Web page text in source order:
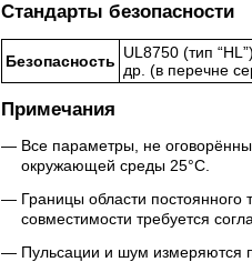
Стандарты безопасности
Безопасность UL8750 (тип
др. (в перечне
Примечания
Все параметры, не
окружающей среды 25°C.
Границы области
совместимости требуется
Пульсации и шум измеряются